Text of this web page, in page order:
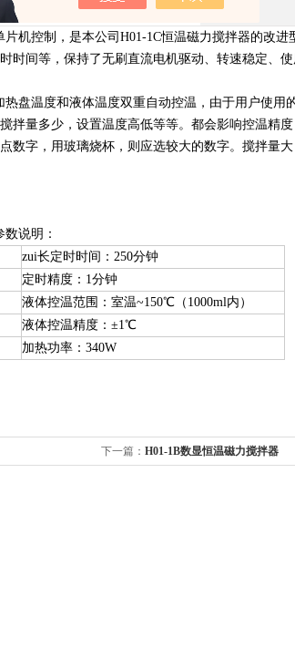
片机控制，是本公司H01-1C恒温磁力搅拌器的改
时间等，保持了无刷直流电机驱动、转速稳定、使
热盘温度和液体温度双重自动控温，由于用户使用
拌量多少，设置温度高低等等。都会影响控温精
数字，用玻璃烧杯，则应选较大的数字。搅拌量
数说明：
zui长定时时间：250分钟
定时精度：1分钟
液体控温范围：室温~150℃（1000ml内）
液体控温精度：±1℃
加热功率：340W
下一篇： H01-1B数显恒温磁力搅拌器